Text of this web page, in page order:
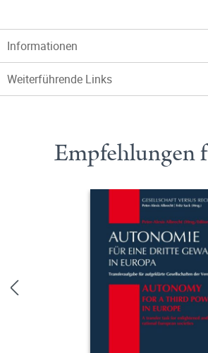
Informationen
Weiterführende Links
Empfehlungen